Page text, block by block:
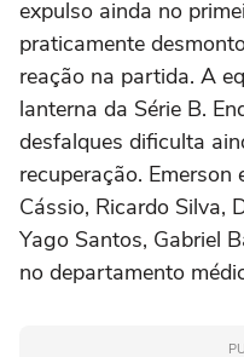
expulso ainda no
praticamente
reação na partida. A
lanterna da Série B.
desfalques dificulta
recuperação.
Cássio, Ricardo Silva,
Yago Santos, Gabriel
no departamento